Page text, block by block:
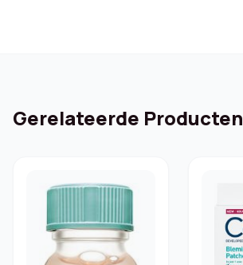
Gerelateerde Producten